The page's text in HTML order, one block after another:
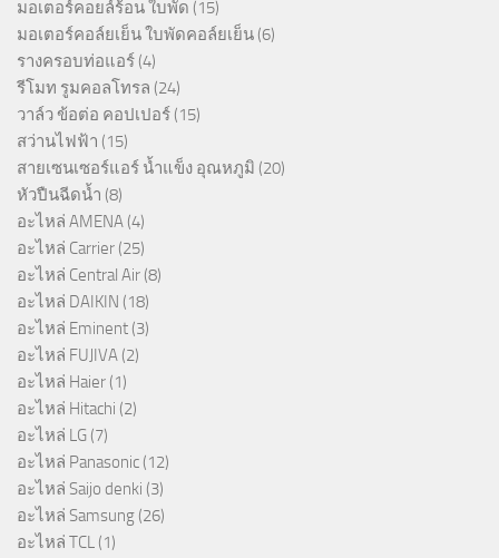
มอเตอร์คอยล์ร้อน ใบพัด (15)
มอเตอร์คอล์ยเย็น ใบพัดคอล์ยเย็น (6)
รางครอบท่อแอร์ (4)
รีโมท รูมคอลโทรล (24)
วาล์ว ข้อต่อ คอปเปอร์ (15)
สว่านไฟฟ้า (15)
สายเซนเซอร์แอร์ น้ำแข็ง อุณหภูมิ (20)
หัวปืนฉีดน้ำ (8)
อะไหล่ AMENA (4)
อะไหล่ Carrier (25)
อะไหล่ Central Air (8)
อะไหล่ DAIKIN (18)
อะไหล่ Eminent (3)
อะไหล่ FUJIVA (2)
อะไหล่ Haier (1)
อะไหล่ Hitachi (2)
อะไหล่ LG (7)
อะไหล่ Panasonic (12)
อะไหล่ Saijo denki (3)
อะไหล่ Samsung (26)
อะไหล่ TCL (1)